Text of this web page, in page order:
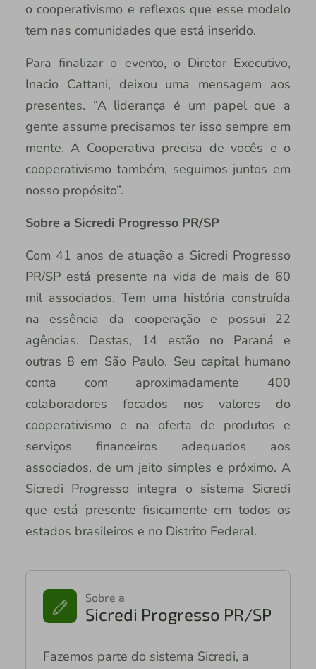
o cooperativismo e reflexos que esse modelo
tem nas comunidades que está inserido.
Para finalizar o evento, o Diretor Executivo,
Inacio Cattani, deixou uma mensagem aos
presentes. “A liderança é um papel que a
gente assume precisamos ter isso sempre em
mente. A Cooperativa precisa de vocês e o
cooperativismo também, seguimos juntos em
nosso propósito”.
Sobre a Sicredi Progresso PR/SP
Com 41 anos de atuação a Sicredi Progresso
PR/SP está presente na vida de mais de 60
mil associados. Tem uma história construída
na essência da cooperação e possui 22
agências. Destas, 14 estão no Paraná e
outras 8 em São Paulo. Seu capital humano
conta com aproximadamente 400
colaboradores focados nos valores do
cooperativismo e na oferta de produtos e
serviços financeiros adequados aos
associados, de um jeito simples e próximo. A
Sicredi Progresso integra o sistema Sicredi
que está presente fisicamente em todos os
estados brasileiros e no Distrito Federal.
Sobre a
Sicredi Progresso PR/SP
Fazemos parte do sistema Sicredi, a